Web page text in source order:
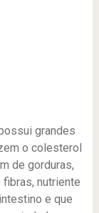
grandes
o colesterol
de gorduras,
nutriente
e que